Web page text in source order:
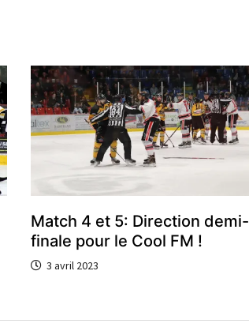
Match 4 et 5: Direction demi-
finale pour le Cool FM !
3 avril 2023